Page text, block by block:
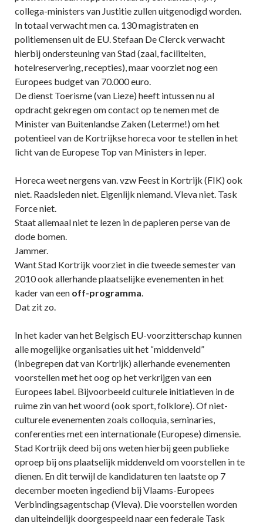
collega-ministers van Justitie zullen uitgenodigd worden.
In totaal verwacht men ca. 130 magistraten en
politiemensen uit de EU. Stefaan De Clerck verwacht
hierbij ondersteuning van Stad (zaal, faciliteiten,
hotelreservering, recepties), maar voorziet nog een
Europees budget van 70.000 euro.
De dienst Toerisme (van Lieze) heeft intussen nu al
opdracht gekregen om contact op te nemen met de
Minister van Buitenlandse Zaken (Leterme!) om het
potentieel van de Kortrijkse horeca voor te stellen in het
licht van de Europese Top van Ministers in Ieper.
Horeca weet nergens van. vzw Feest in Kortrijk (FIK) ook
niet. Raadsleden niet. Eigenlijk niemand. Vleva niet. Task
Force niet.
Staat allemaal niet te lezen in de papieren perse van de
dode bomen.
Jammer.
Want Stad Kortrijk voorziet in die tweede semester van
2010 ook allerhande plaatselijke evenementen in het
kader van een off-programma.
Dat zit zo.
In het kader van het Belgisch EU-voorzitterschap kunnen
alle mogelijke organisaties uit het “middenveld”
(inbegrepen dat van Kortrijk) allerhande evenementen
voorstellen met het oog op het verkrijgen van een
Europees label. Bijvoorbeeld culturele initiatieven in de
ruime zin van het woord (ook sport, folklore). Of niet-
culturele evenementen zoals colloquia, seminaries,
conferenties met een internationale (Europese) dimensie.
Stad Kortrijk deed bij ons weten hierbij geen publieke
oproep bij ons plaatselijk middenveld om voorstellen in te
dienen. En dit terwijl de kandidaturen ten laatste op 7
december moeten ingediend bij Vlaams-Europees
Verbindingsagentschap (Vleva). Die voorstellen worden
dan uiteindelijk doorgespeeld naar een federale Task